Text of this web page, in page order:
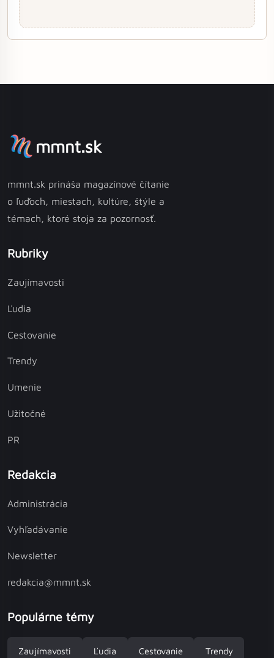
mmnt.sk
mmnt.sk prináša magazínové čítanie
o ľuďoch, miestach, kultúre, štýle a
témach, ktoré stoja za pozornosť.
Rubriky
Zaujímavosti
Ľudia
Cestovanie
Trendy
Umenie
Užitočné
PR
Redakcia
Administrácia
Vyhľadávanie
Newsletter
redakcia@mmnt.sk
Populárne témy
Zaujímavosti Ľudia Cestovanie Trendy